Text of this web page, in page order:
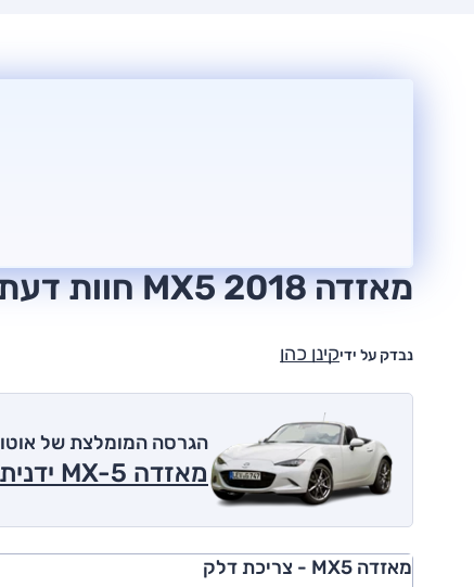
מאזדה MX5 2018 חוות דעת
נבדק על ידיקינן כהן
הגרסה המומלצת של אוטו
מאזדה MX-5 ידנית, 2.0 ל' 2018
מאזדה MX5 - צריכת דלק